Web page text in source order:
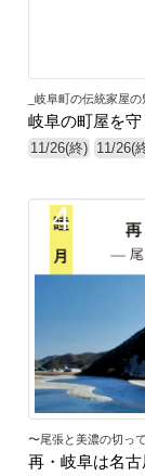
_岐阜町の伝統家屋
岐阜の町屋を守
11/26(終) 11/26(
34
〜尾張と美濃の切っ
再・岐阜は名